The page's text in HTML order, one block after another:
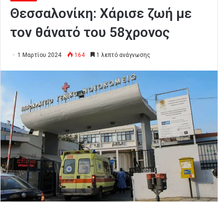
Θεσσαλονίκη: Χάρισε ζωή με
τον θάνατό του 58χρονος
1 Μαρτίου 2024 164 1 λεπτό ανάγνωσης